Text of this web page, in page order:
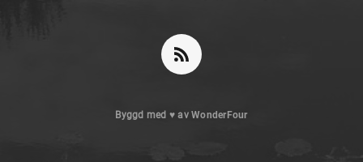
Byggd med ♥ avWonderFour